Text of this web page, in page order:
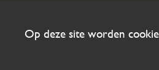
Op deze site worden